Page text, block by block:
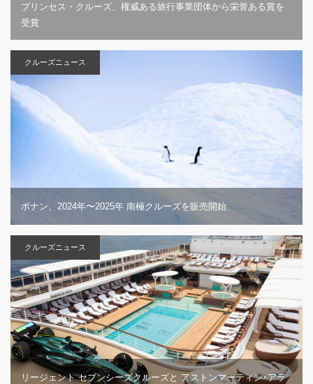
プリンセス・クルーズ、権威ある旅行事業団体から栄誉ある賞を
受賞
クルーズニュース
ポナン、2024年〜2025年 南極クルーズを販売開始
クルーズニュース
リージェント セブンシーズクルーズと アストンマーティン･アラ